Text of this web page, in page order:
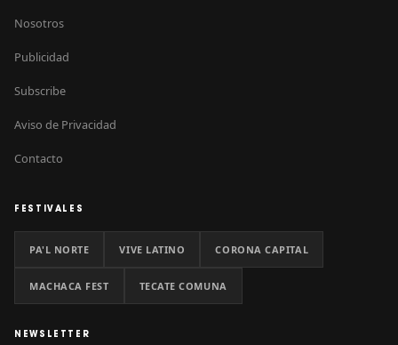
Nosotros
Publicidad
Subscribe
Aviso de Privacidad
Contacto
FESTIVALES
PA'L NORTE VIVE LATINO CORONA CAPITAL
MACHACA FEST TECATE COMUNA
NEWSLETTER